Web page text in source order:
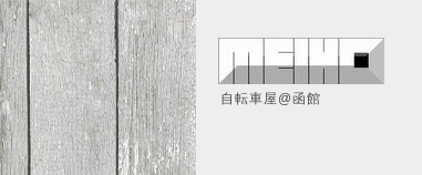
自転車屋@函館